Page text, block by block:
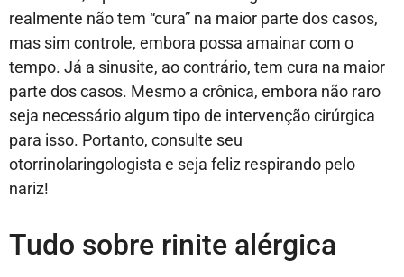
realmente não tem “cura” na maior parte dos casos,
mas sim controle, embora possa amainar com o
tempo. Já a sinusite, ao contrário, tem cura na maior
parte dos casos. Mesmo a crônica, embora não raro
seja necessário algum tipo de intervenção cirúrgica
para isso. Portanto, consulte seu
otorrinolaringologista e seja feliz respirando pelo
nariz!
Tudo sobre rinite alérgica